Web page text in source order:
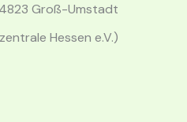
Groß-Umstadt
Hessen e.V.)